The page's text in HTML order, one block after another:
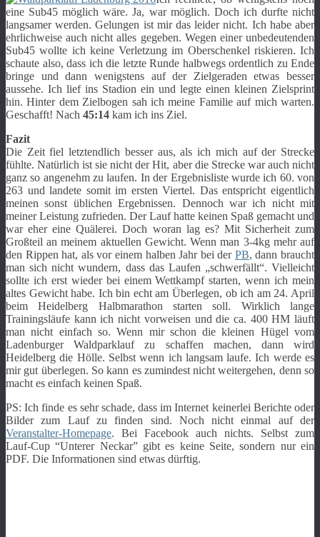
eine Sub45 möglich wäre. Ja, war möglich. Doch ich durfte nicht
langsamer werden. Gelungen ist mir das leider nicht. Ich habe aber
ehrlichweise auch nicht alles gegeben. Wegen einer unbedeutenden
Sub45 wollte ich keine Verletzung im Oberschenkel riskieren. Ich
schaute also, dass ich die letzte Runde halbwegs ordentlich zu Ende
bringe und dann wenigstens auf der Zielgeraden etwas besser
aussehe. Ich lief ins Stadion ein und legte einen kleinen Zielsprint
hin. Hinter dem Zielbogen sah ich meine Familie auf mich warten.
Geschafft! Nach 45:14 kam ich ins Ziel.
Fazit
Die Zeit fiel letztendlich besser aus, als ich mich auf der Strecke
fühlte. Natürlich ist sie nicht der Hit, aber die Strecke war auch nicht
ganz so angenehm zu laufen. In der Ergebnisliste wurde ich 60. von
263 und landete somit im ersten Viertel. Das entspricht eigentlich
meinen sonst üblichen Ergebnissen. Dennoch war ich nicht mit
meiner Leistung zufrieden. Der Lauf hatte keinen Spaß gemacht und
war eher eine Quälerei. Doch woran lag es? Mit Sicherheit zum
Großteil an meinem aktuellen Gewicht. Wenn man 3-4kg mehr auf
den Rippen hat, als vor einem halben Jahr bei der PB, dann braucht
man sich nicht wundern, dass das Laufen „schwerfällt“. Vielleicht
sollte ich erst wieder bei einem Wettkampf starten, wenn ich mein
altes Gewicht habe. Ich bin echt am Überlegen, ob ich am 24. April
beim Heidelberg Halbmarathon starten soll. Wirklich lange
Trainingsläufe kann ich nicht vorweisen und die ca. 400 HM läuft
man nicht einfach so. Wenn mir schon die kleinen Hügel vom
Ladenburger Waldparklauf zu schaffen machen, dann wird
Heidelberg die Hölle. Selbst wenn ich langsam laufe. Ich werde es
mir gut überlegen. So kann es zumindest nicht weitergehen, denn so
macht es einfach keinen Spaß.
PS: Ich finde es sehr schade, dass im Internet keinerlei Berichte oder
Bilder zum Lauf zu finden sind. Noch nicht einmal auf der
Veranstalter-Homepage. Bei Facebook auch nichts. Selbst zum
Lauf-Cup “Unterer Neckar” gibt es keine Seite, sondern nur ein
PDF. Die Informationen sind etwas dürftig.